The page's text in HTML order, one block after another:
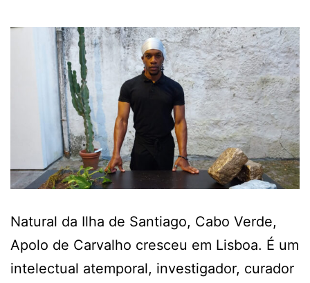
Natural da Ilha de Santiago, Cabo Verde,
Apolo de Carvalho cresceu em Lisboa. É um
intelectual atemporal, investigador, curador